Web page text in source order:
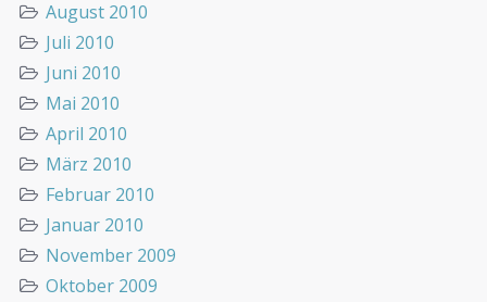
August 2010
Juli 2010
Juni 2010
Mai 2010
April 2010
März 2010
Februar 2010
Januar 2010
November 2009
Oktober 2009